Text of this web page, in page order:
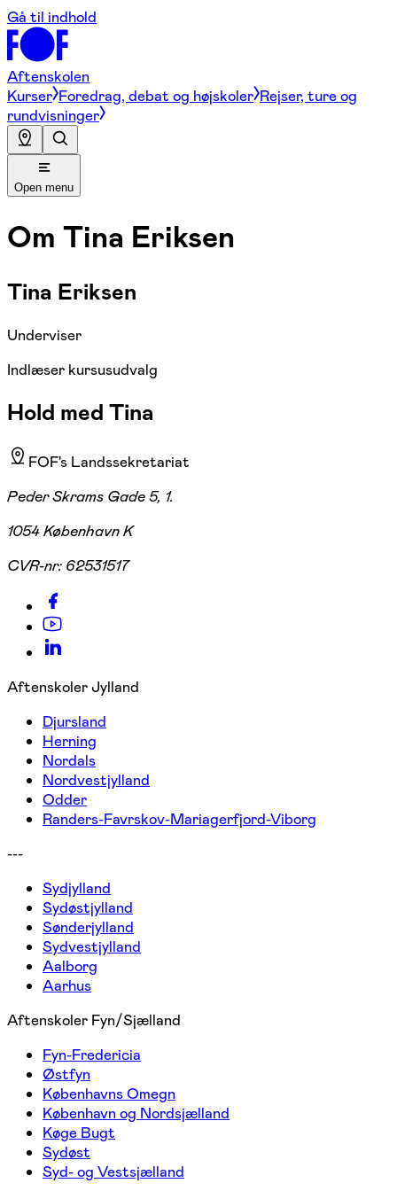
Gå til indhold
Aftenskolen
Kurser Foredrag, debat og højskoler Rejser, ture og
rundvisninger
Open menu
Om Tina Eriksen
Tina Eriksen
Underviser
Indlæser kursusudvalg
Hold med Tina
FOF's Landssekretariat
Peder Skrams Gade 5, 1.
1054 København K
CVR-nr: 62531517
Aftenskoler Jylland
Djursland
Herning
Nordals
Nordvestjylland
Odder
Randers-Favrskov-Mariagerfjord-Viborg
---
Sydjylland
Sydøstjylland
Sønderjylland
Sydvestjylland
Aalborg
Aarhus
Aftenskoler Fyn/Sjælland
Fyn-Fredericia
Østfyn
Københavns Omegn
København og Nordsjælland
Køge Bugt
Sydøst
Syd- og Vestsjælland